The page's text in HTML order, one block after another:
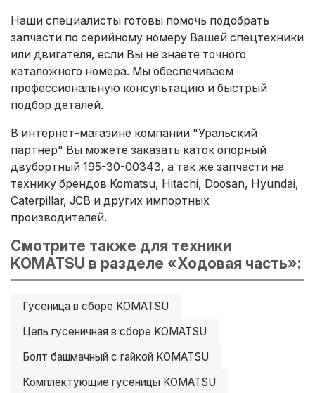
Наши специалисты готовы помочь подобрать
запчасти по серийному номеру Вашей спецтехники
или двигателя, если Вы не знаете точного
каталожного номера. Мы обеспечиваем
профессиональную консультацию и быстрый
подбор деталей.
В интернет-магазине компании "Уральский
партнер" Вы можете заказать каток опорный
двубортный 195-30-00343, а так же запчасти на
технику брендов Komatsu, Hitachi, Doosan, Hyundai,
Caterpillar, JCB и других импортных
производителей.
Смотрите также для техники
KOMATSU в разделе «Ходовая часть»:
Гусеница в сборе KOMATSU
Цепь гусеничная в сборе KOMATSU
Болт башмачный с гайкой KOMATSU
Комплектующие гусеницы KOMATSU